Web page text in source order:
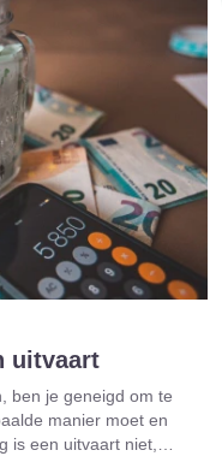
uitvaart
ben je geneigd om te
manier moet en
is een uitvaart niet,